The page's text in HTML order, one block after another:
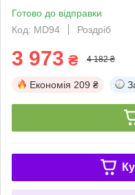
Готово до відправки
Код: MD94
Роздріб
3 973 ₴ 4 182 ₴
Економія 209 ₴